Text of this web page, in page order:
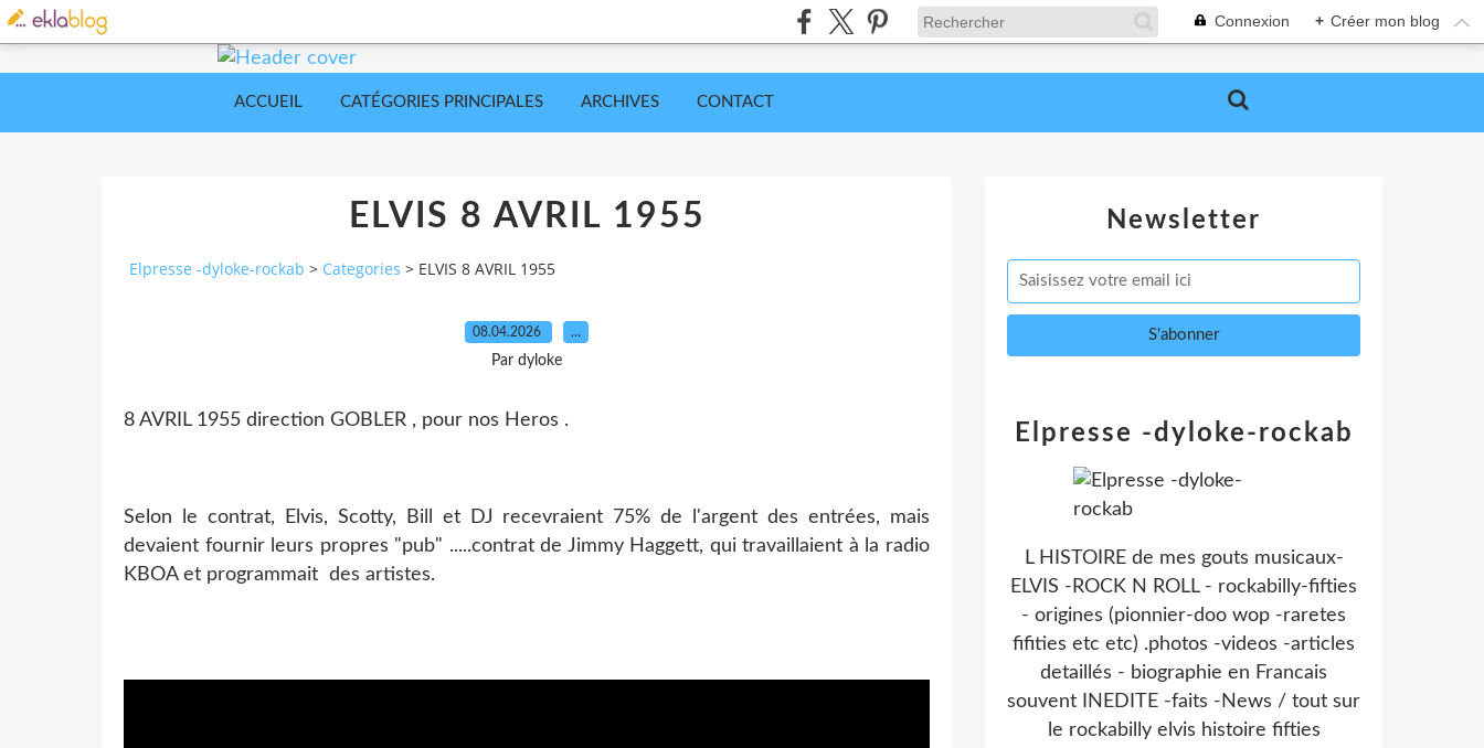
Connexion + Créer mon blog
ACCUEIL CATÉGORIES PRINCIPALES ARCHIVES CONTACT
ELVIS 8 AVRIL 1955
Elpresse -dyloke-rockab > Categories > ELVIS 8 AVRIL 1955
08.04.2026 …
Par dyloke
8 AVRIL 1955 direction GOBLER , pour nos Heros .
Selon le contrat, Elvis, Scotty, Bill et DJ recevraient 75% de l'argent des entrées, mais
devaient fournir leurs propres "pub" .....contrat de Jimmy Haggett, qui travaillaient à la radio
KBOA et programmait des artistes.
Newsletter
Elpresse -dyloke-rockab
L HISTOIRE de mes gouts musicaux-
ELVIS -ROCK N ROLL - rockabilly-fifties
- origines (pionnier-doo wop -raretes
fifities etc etc) .photos -videos -articles
detaillés - biographie en Francais
souvent INEDITE -faits -News / tout sur
le rockabilly elvis histoire fifties